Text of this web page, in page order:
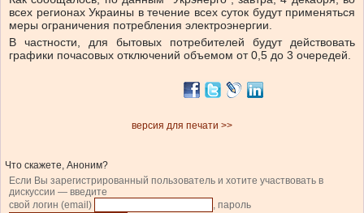
всех регионах Украины в течение всех суток будут применяться
меры ограничения потребления электроэнергии.
В частности, для бытовых потребителей будут действовать
графики почасовых отключений объемом от 0,5 до 3 очередей.
версия для печати >>
Что скажете, Аноним?
Если Вы зарегистрированный пользователь и хотите участвовать в
дискуссии — введите
свой логин (email)
, пароль